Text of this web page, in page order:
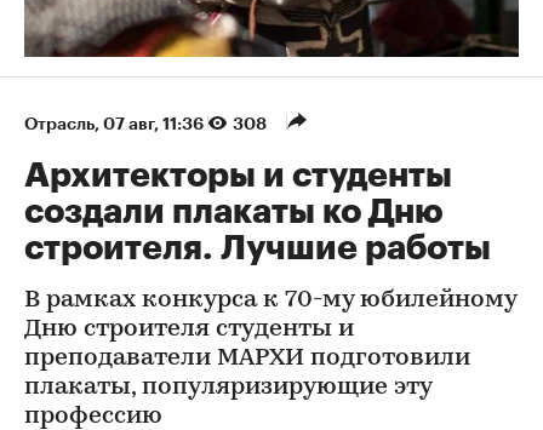
Отрасль 07 авг, 11:36 308
Архитекторы и студенты
создали плакаты ко Дню
строителя. Лучшие работы
В рамках конкурса к 70-му юбилейному
Дню строителя студенты и
преподаватели МАРХИ подготовили
плакаты, популяризирующие эту
профессию